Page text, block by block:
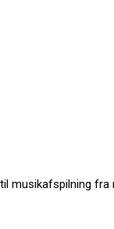
musikafspilning fra